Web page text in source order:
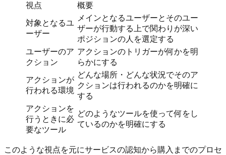
視点 概要
対象となるユ
ーザー
メインとなるユーザーとそのユー
ザーが行動する上で関わりが深い
ポジションの人を選定する
ユーザーのア
クション
アクションのトリガーが何かを明
らかにする
アクションが
行われる環境
どんな場所・どんな状況でそのア
クションは行われるのかを明確に
する
アクションを
行うときに必
要なツール
どのようなツールを使って何をし
ているのかを明確にする
このような視点を元にサービスの認知から購入までのプロセ